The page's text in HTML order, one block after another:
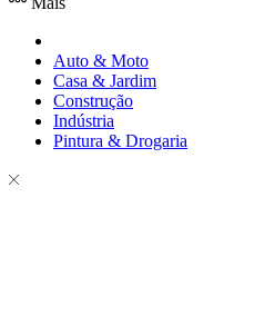
Auto & Moto
Casa & Jardim
Construção
Indústria
Pintura & Drogaria